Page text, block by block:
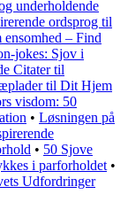
underholdende
ordsprog til
ensomhed – Find
jokes: Sjov i
Citater til
til Dit Hjem
visdom: 50
• Løsningen på
• 50 Sjove
i parforholdet •
Udfordringer